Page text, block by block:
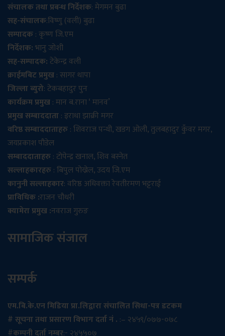
संचालक तथा प्रबन्ध निर्देशक: मेगमन बुढा
सह-संचालक:विष्णु (वली) बुढा
सम्पादक: कृष्ण जि.एम
निर्देशक:भानु जोशी
सह-सम्पादक:टेकेन्द्र वली
क्राईमबिट प्रमुख: सागर थापा
जिल्ला ब्युरो: टेकबहादुर पुन
कार्यक्रम प्रमुख: मान ब.राना ‘ मानव’
प्रमुख सम्बाददाता: इराधा झाक्री मगर
वरिष्ठ सम्बाददाताहरु: शिवराज पन्थी, खडग ओली, तुलबहादुर कुँवर मगर,
जयप्रकाश पौडेल
सम्बाददाताहरु: टोपेन्द्र खनाल, शिव बस्नेत
सल्लाहकारहरु: बिपुल पोख्रेल, उदय जि.एम
कानुनी सल्लाहकार: वरिष्ठ अधिवक्ता रेवतीरमण भट्टराई
प्राविधिक :राजन चौधरी
क्यामेरा प्रमुख :नवराज गुरुङ
सामाजिक संजाल
सम्पर्क
एम.बि.के.एन मिडिया प्रा.लिद्वारा संचालित सिधा-पत्र डटकम
# सूचना तथा प्रसारण विभाग दर्ता नं . :– २४५९/०७७-०७८
#कम्पनी दर्ता नम्बर:- २४५५०७